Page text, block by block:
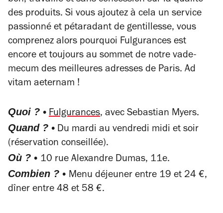
des produits. Si vous ajoutez à cela un service
passionné et pétaradant de gentillesse, vous
comprenez alors pourquoi Fulgurances est
encore et toujours au sommet de notre vade-
mecum des meilleures adresses de Paris. Ad
vitam aeternam !
Quoi ? • Fulgurances, avec Sebastian Myers.
Quand ? • Du mardi au vendredi midi et soir
(réservation conseillée).
Où ? • 10 rue Alexandre Dumas, 11e.
Combien ? • Menu déjeuner entre 19 et 24 €,
dîner entre 48 et 58 €.